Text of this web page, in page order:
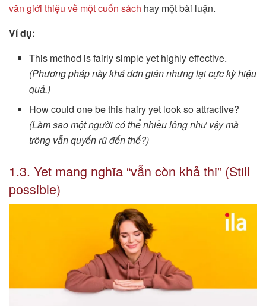
văn giới thiệu về một cuốn sách hay một bài luận.
Ví dụ:
This method is fairly simple yet highly effective.
(Phương pháp này khá đơn giản nhưng lại cực kỳ hiệu
quả.)
How could one be this hairy yet look so attractive?
(Làm sao một người có thể nhiều lông như vậy mà
trông vẫn quyến rũ đến thế?)
1.3. Yet mang nghĩa “vẫn còn khả thi” (Still
possible)